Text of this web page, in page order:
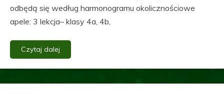
odbędą się według harmonogramu okolicznościowe
apele: 3 lekcja– klasy 4a, 4b,
Czytaj dalej